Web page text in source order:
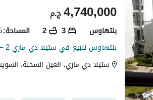
ج.م4,740,000
بنتهاوس 3
2 المساحة:
ستيلا دي ماري، العين السخنة،